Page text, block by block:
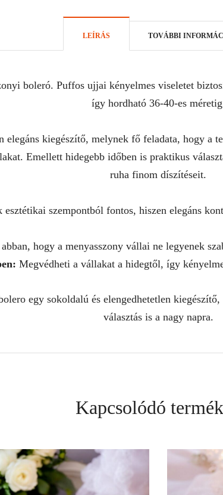
LEÍRÁS TOVÁBBI
boleró. Puffos ujjai kényelmes viseletet
így hordható 36-40-es
elegáns kiegészítő, melynek fő feladata, hogy a
Emellett hidegebb időben is praktikus
ruha finom díszítéseit.
szempontból fontos, hiszen elegáns
hogy a menyasszony vállai ne legyenek
Megvédheti a vállakat a hidegtől, így
egy sokoldalú és elengedhetetlen
választás is a nagy napra.
Kapcsolódó